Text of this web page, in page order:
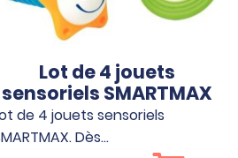
Lot de 4 jouets
sensoriels SMARTMAX
de 4 jouets sensoriels
Dès…